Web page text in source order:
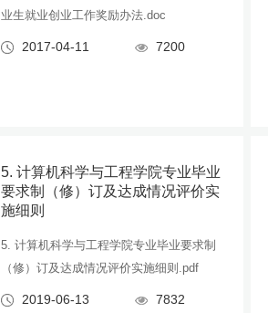
业生就业创业工作奖励办法.doc
2017-04-11 7200
5. 计算机科学与工程学院专业毕业
要求制（修）订及达成情况评价实
施细则
5. 计算机科学与工程学院专业毕业要求制
（修）订及达成情况评价实施细则.pdf
2019-06-13 7832